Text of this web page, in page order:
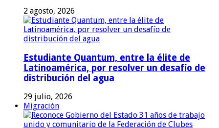
2 agosto, 2026
Estudiante Quantum, entre la élite de
Latinoamérica, por resolver un desafío de
distribución del agua
29 julio, 2026
Migración